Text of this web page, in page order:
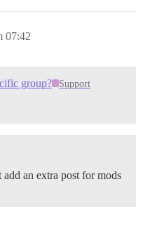
07:42
group? Support
an extra post for mods